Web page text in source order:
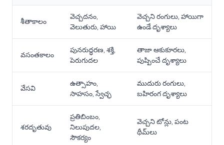
శీతాకాలం
వెచ్చదనం,
వెలుతురు, హాయి
వెచ్చని రంగులు, హాయిగా
ఉండే దృశ్యాలు
వసంతకాలం
పునరుద్ధరణ, శక్తి,
పెరుగుదల
తాజా ఆకుకూరలు,
పుష్పించే దృశ్యాలు
వేసవి
ఉత్సాహం,
సాహసం, స్వేచ్ఛ
ముదురు రంగులు,
బహిరంగ దృశ్యాలు
శరదృతువు
ప్రతిబింబం,
నిలుపుదల,
సౌకర్యం
వెచ్చని టోన్లు, పంట
థీమ్‌లు